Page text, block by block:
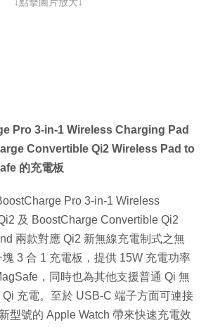
Pro 3-in-1 Wireless Charging Pad
Convertible Qi2 Wireless Pad to
的充電板
Pro 3-in-1 Wireless
及 BoostCharge Convertible Qi2
兩款對應 Qi2 新無線充電制式之無
3 合 1 充電板，提供 15W 充電功率
，同時也為其他支援普通 Qi 無
充電。至於 USB-C 端子方面可連接
型號的 Apple Watch 帶來快速充電效